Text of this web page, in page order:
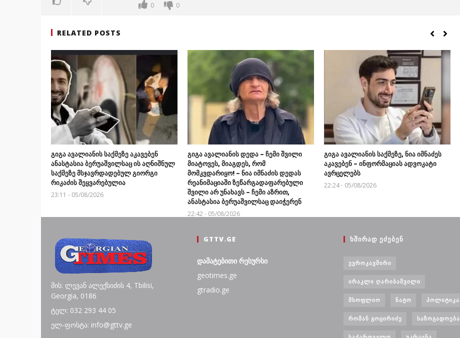
0 0
RELATED POSTS
გიგა ავალიანის საქმეზე აკავებენ
ანასტასია ბერუაშვილსაც ის აღნიშნულ
საქმეზე მსჯავრდადებულ გიორგი
რიკაძის შეყვარებულია
23:11 - 05/08/2026
გიგა ავალიანის დედა – ჩემი შვილი
მიატოვეს, მიაგდეს, რომ
მომკვდარიყო! – ნია იმნაძის დედას
რეანიმაციაში ზეწარგადაფარებული
შვილი არ უნახავს – ჩემი აზრით,
ანასტასია ბერუაშვილსაც დაიჭერენ
22:42 - 05/08/2026
გიგა ავალიანის საქმეზე, ნია იმნაძეს
აკავებენ – ინფორმაციას ადვოკატი
ავრცელებს
22:24 - 05/08/2026
მის: ლევან ალექსიძის 4, Tbilisi,
Georgia, 0186
ტელ: 032 293 44 05
ელ-ფოსტა: info@gttv.ge
GTTV.GE
დამატებითი რესურსი
geotimes.ge
gtradio.ge
ᲮᲨᲘᲠᲐᲓ ᲔᲫᲔᲑᲔᲜ
ᲔᲕᲠᲝᲙᲐᲕᲨᲘᲠᲘ
ᲘᲠᲐᲙᲚᲘ ᲦᲐᲠᲘᲑᲐᲨᲕᲘᲚᲘ
ᲛᲡᲝᲤᲚᲘᲝ ᲜᲐᲢᲝ ᲞᲝᲚᲘᲢᲘᲙᲐ
ᲠᲝᲛᲐᲜ ᲒᲝᲪᲘᲠᲘᲫᲔ ᲡᲐᲖᲝᲒᲐᲓᲝᲔᲑᲐ